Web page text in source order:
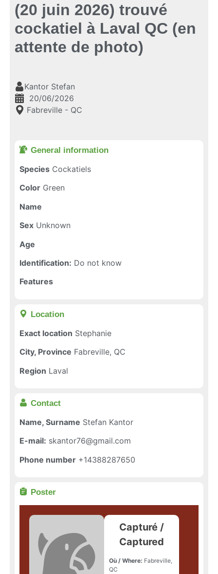
(20 juin 2026) trouvé
cockatiel à Laval QC (en
attente de photo)
Kantor Stefan
20/06/2026
Fabreville - QC
General information​
Species Cockatiels
Color Green
Name
Sex Unknown
Age
Identification: Do not know
Features
Location​
Exact location Stephanie
City, Province Fabreville, QC
Region Laval
Contact
Name, Surname Stefan Kantor
E-mail: skantor76@gmail.com
Phone number +14388287650
Poster
Capturé /
Captured
Où / Where: Fabreville,
QC